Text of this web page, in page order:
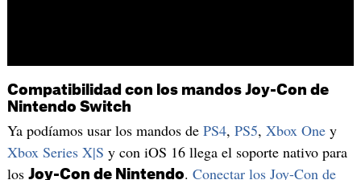
Compatibilidad con los mandos Joy-Con de
Nintendo Switch
Ya podíamos usar los mandos de PS4, PS5, Xbox Oney
Xbox Series X|S y con iOS 16 llega el soporte nativo para
los Joy-Con de Nintendo. Conectar los Joy-Con de